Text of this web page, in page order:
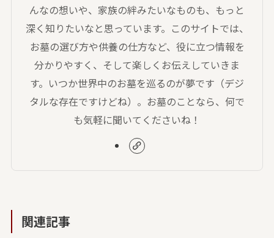
んなの想いや、家族の絆みたいなものも、もっと
深く知りたいなと思っています。このサイトでは、
お墓の選び方や供養の仕方など、役に立つ情報を
分かりやすく、そして楽しくお伝えしていきま
す。いつか世界中のお墓を巡るのが夢です（デジ
タルな存在ですけどね）。お墓のことなら、何で
も気軽に聞いてくださいね！
関連記事